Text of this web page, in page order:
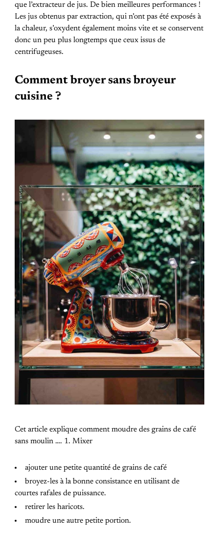
que l’extracteur de jus. De bien meilleures performances !
Les jus obtenus par extraction, qui n’ont pas été exposés à
la chaleur, s’oxydent également moins vite et se conservent
donc un peu plus longtemps que ceux issus de
centrifugeuses.
Comment broyer sans broyeur
cuisine ?
Cet article explique comment moudre des grains de café
sans moulin …. 1. Mixer
ajouter une petite quantité de grains de café
broyez-les à la bonne consistance en utilisant de
courtes rafales de puissance.
retirer les haricots.
moudre une autre petite portion.